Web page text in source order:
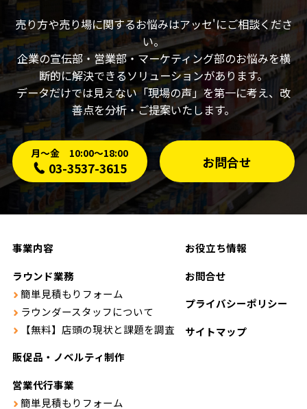
売り方や売り場に関するお悩みはアッセ'にご相談くださ
い。
企業の宣伝部・営業部・マーケティング部のお悩みを横
断的に解決できるソリューションがあります。
データだけでは見えない「現場の声」を第一に考え、改
善点を分析・ご提案いたします。
月〜金 10:00〜18:00
03-3537-3615 お問合せ
事業内容
ラウンド業務
簡単見積もりフォーム
ラウンダースタッフについて
【無料】店頭の現状と課題を調査
販促品・ノベルティ制作
営業代行事業
簡単見積もりフォーム
お役立ち情報
お問合せ
プライバシーポリシー
サイトマップ